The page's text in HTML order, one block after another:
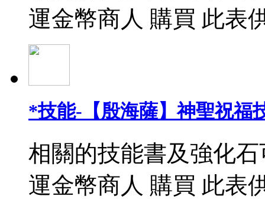
運金幣商人 購買 此表
*技能-【殷海薩】神聖祝福
相關的技能書及強化
運金幣商人 購買 此表